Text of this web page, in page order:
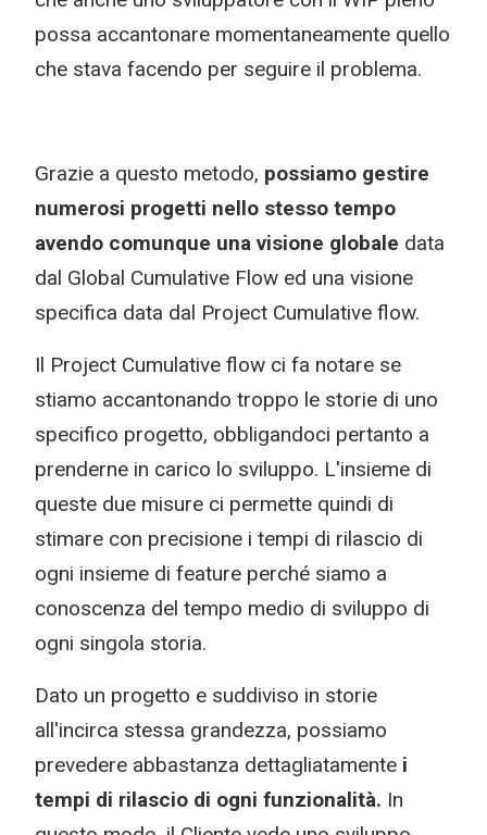
possa accantonare momentaneamente quello
che stava facendo per seguire il problema.
Grazie a questo metodo, possiamo gestire
numerosi progetti nello stesso tempo
avendo comunque una visione globale data
dal Global Cumulative Flow ed una visione
specifica data dal Project Cumulative flow.
Il Project Cumulative flow ci fa notare se
stiamo accantonando troppo le storie di uno
specifico progetto, obbligandoci pertanto a
prenderne in carico lo sviluppo. L'insieme di
queste due misure ci permette quindi di
stimare con precisione i tempi di rilascio di
ogni insieme di feature perché siamo a
conoscenza del tempo medio di sviluppo di
ogni singola storia.
Dato un progetto e suddiviso in storie
all'incirca stessa grandezza, possiamo
prevedere abbastanza dettagliatamente i
tempi di rilascio di ogni funzionalità. In